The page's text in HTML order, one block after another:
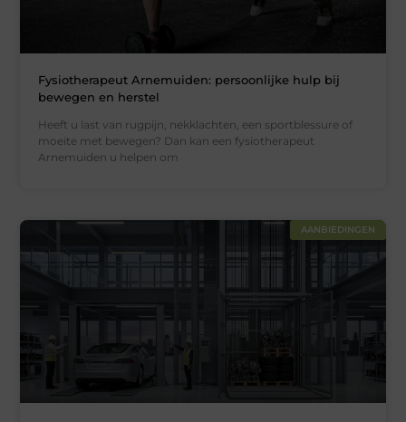
Fysiotherapeut Arnemuiden: persoonlijke hulp bij
bewegen en herstel
Heeft u last van rugpijn, nekklachten, een sportblessure of
moeite met bewegen? Dan kan een fysiotherapeut
Arnemuiden u helpen om
AANBIEDINGEN